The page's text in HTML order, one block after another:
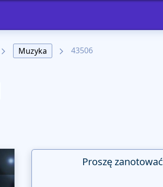
Muzyka 43506
Proszę zanotować